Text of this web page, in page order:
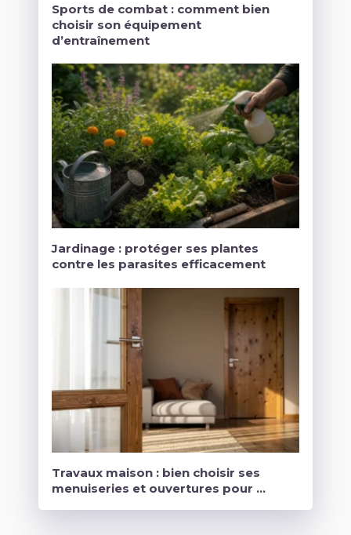
Sports de combat : comment bien
choisir son équipement
d’entraînement
Jardinage : protéger ses plantes
contre les parasites efficacement
Travaux maison : bien choisir ses
menuiseries et ouvertures pour …